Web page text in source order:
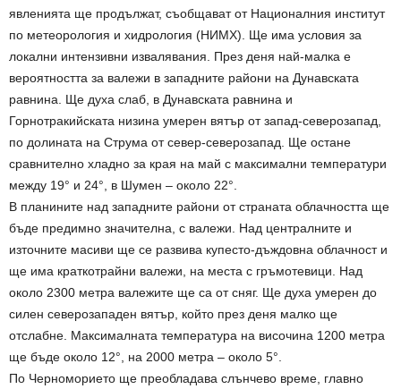
явленията ще продължат, съобщават от Националния институт
по метеорология и хидрология (НИМХ). Ще има условия за
локални интензивни извалявания. През деня най-малка е
вероятността за валежи в западните райони на Дунавската
равнина. Ще духа слаб, в Дунавската равнина и
Горнотракийската низина умерен вятър от запад-северозапад,
по долината на Струма от север-северозапад. Ще остане
сравнително хладно за края на май с максимални температури
между 19° и 24°, в Шумен – около 22°.
В планините над западните райони от страната облачността ще
бъде предимно значителна, с валежи. Над централните и
източните масиви ще се развива купесто-дъждовна облачност и
ще има краткотрайни валежи, на места с гръмотевици. Над
около 2300 метра валежите ще са от сняг. Ще духа умерен до
силен северозападен вятър, който през деня малко ще
отслабне. Максималната температура на височина 1200 метра
ще бъде около 12°, на 2000 метра – около 5°.
По Черноморието ще преобладава слънчево време, главно